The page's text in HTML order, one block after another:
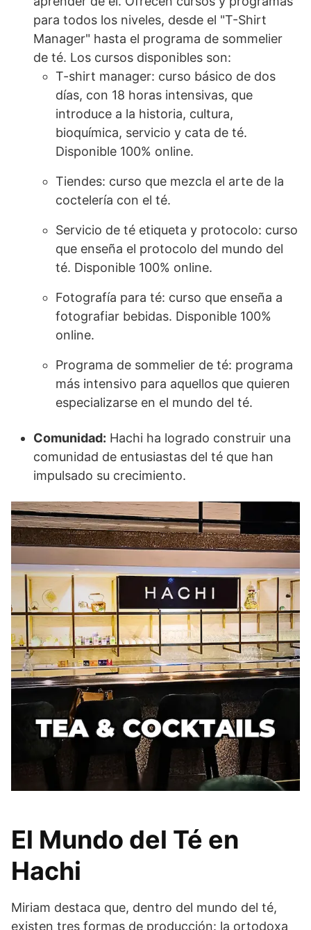
para todos los niveles, desde el "T-Shirt
Manager" hasta el programa de sommelier
de té. Los cursos disponibles son:
T-shirt manager: curso básico de dos
días, con 18 horas intensivas, que
introduce a la historia, cultura,
bioquímica, servicio y cata de té.
Disponible 100% online.
Tiendes: curso que mezcla el arte de la
coctelería con el té.
Servicio de té etiqueta y protocolo: curso
que enseña el protocolo del mundo del
té. Disponible 100% online.
Fotografía para té: curso que enseña a
fotografiar bebidas. Disponible 100%
online.
Programa de sommelier de té: programa
más intensivo para aquellos que quieren
especializarse en el mundo del té.
Comunidad: Hachi ha logrado construir una
comunidad de entusiastas del té que han
impulsado su crecimiento.
El Mundo del Té en
Hachi
Miriam destaca que, dentro del mundo del té,
existen tres formas de producción: la ortodoxa